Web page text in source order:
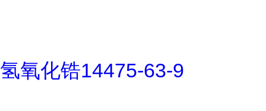
氢氧化锆14475-63-9